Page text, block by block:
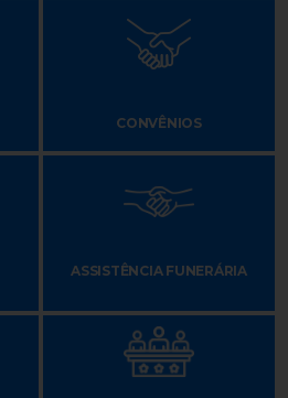
CONVÊNIOS
ASSISTÊNCIA FUNERÁRIA